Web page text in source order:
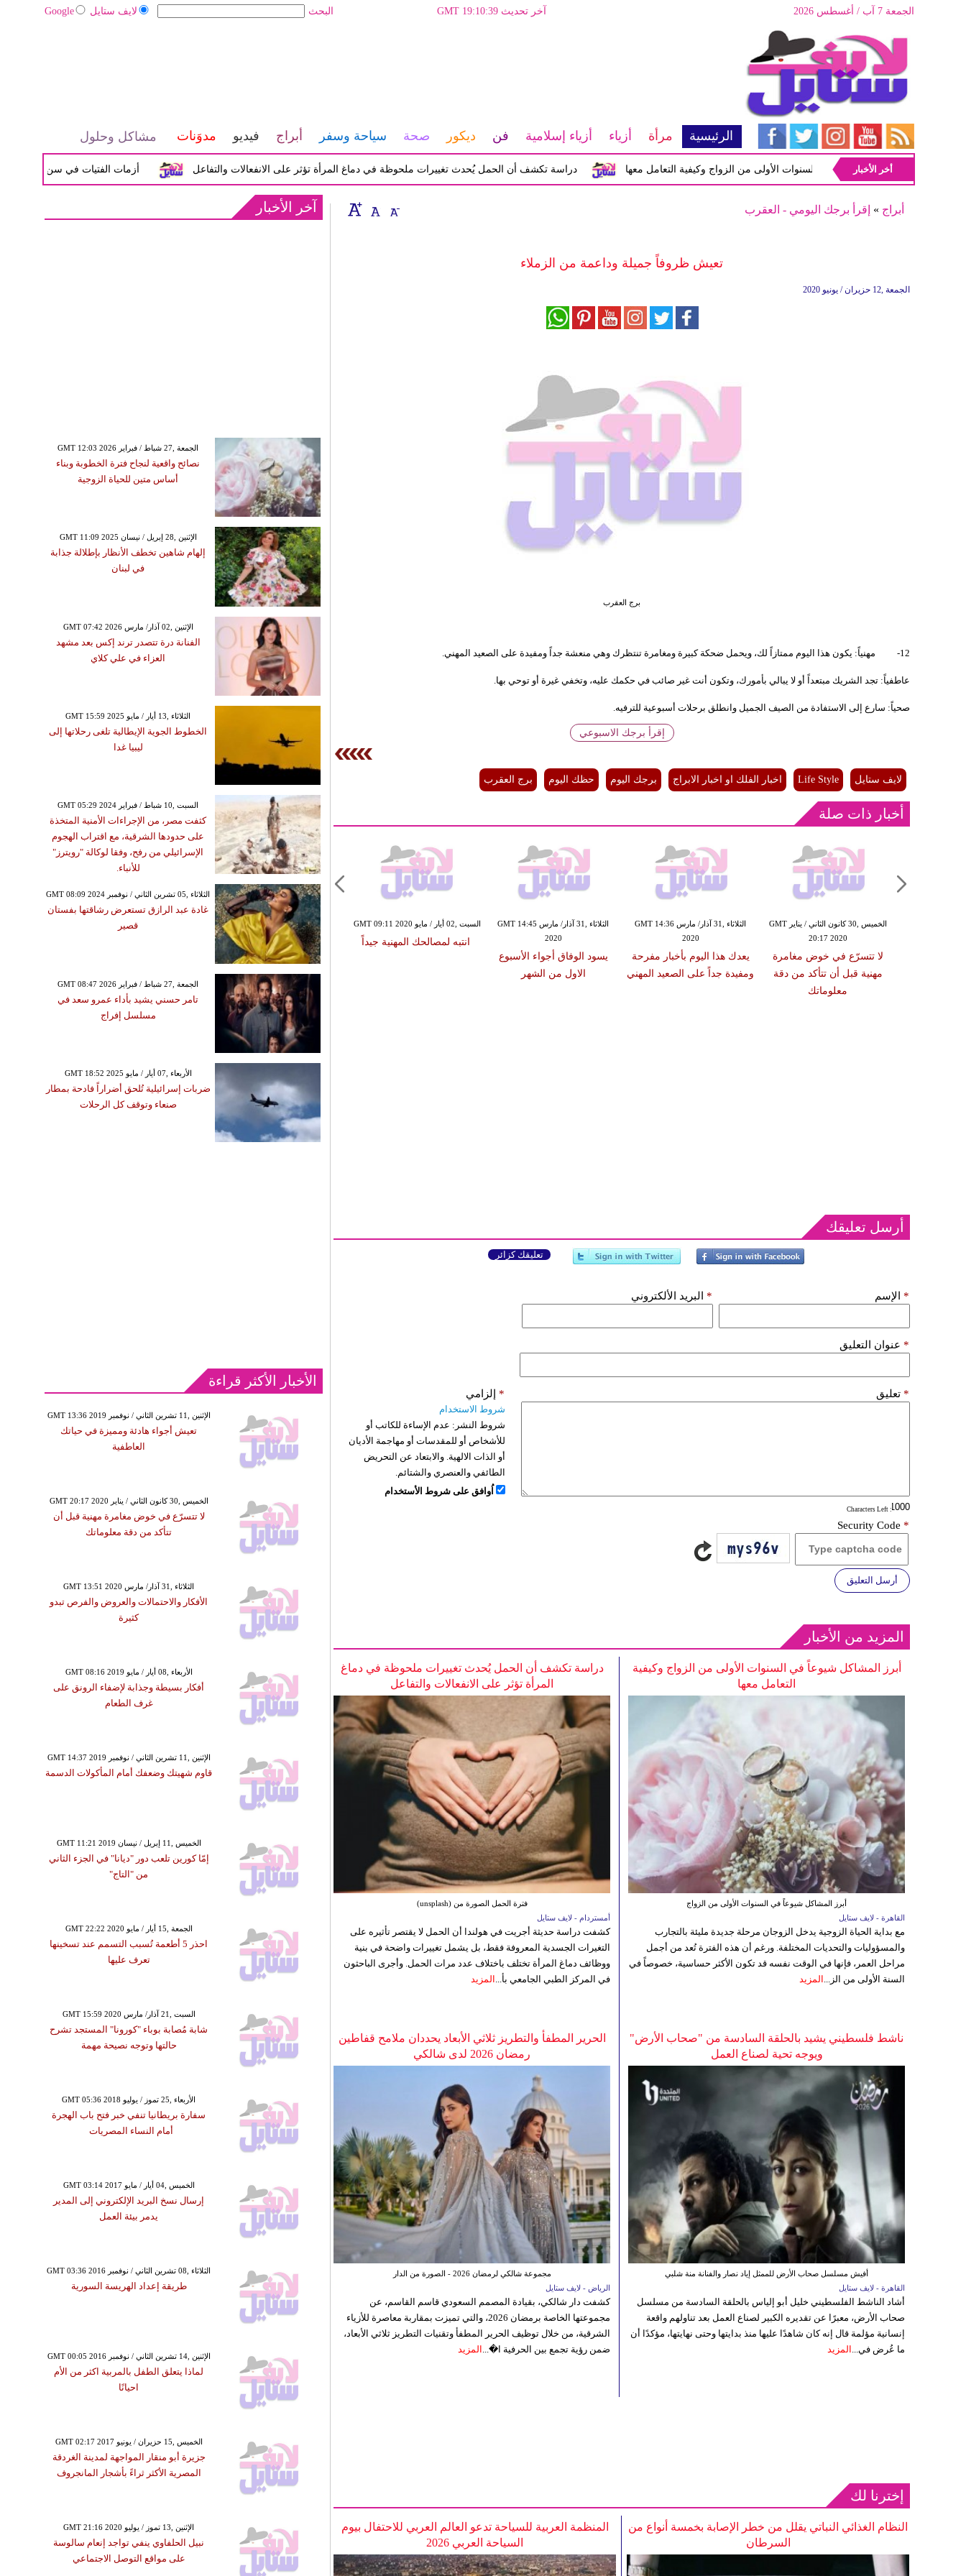
لايف ستايل Google البحث آخر تحديث GMT 19:10:39 الجمعة 7 آب / أغسطس 2026
الرئيسية مرأة أزياء أزياء إسلامية فن ديكور صحة سياحة وسفر أبراج فيديو مدوَنات مشاكل وحلول
أزمات الفتيات في سن المراهقة بين دراسة تكشف أن الحمل يُحدث تغييرات ملحوظة في دماغ المرأة تؤثر على الانفعالات والتفاعل أبرز المشاكل شيوعاً في السنوات الأولى من الزواج وكيفية التعامل معها
أخر الأخبار
أبراج » إقرأ برجك اليومي - العقرب
تعيش ظروفاً جميلة وداعمة من الزملاء
الجمعة ,12 حزيران / يونيو 2020
برج العقرب
12- مهنياً: يكون هذا اليوم ممتازاً لك، ويحمل ضحكة كبيرة ومغامرة تنتظرك وهي منعشة جداً ومفيدة على الصعيد المهني.
عاطفياً: تجد الشريك مبتعداً أو لا يبالي بأمورك، وتكون أنت غير صائب في حكمك عليه، وتخفي غيرة أو توحي بها.
صحياً: سارع إلى الاستفادة من الصيف الجميل وانطلق برحلات أسبوعية للترفيه.
إقرأ برجك الاسبوعي
لايف ستايل Life Style اخبار الفلك او اخبار الابراج برجك اليوم حظك اليوم برج العقرب
أخبار ذات صلة
السبت ,02 أيار / مايو GMT 09:11 2020
انتبه لمصالحك المهنية جيداً
الثلاثاء ,31 آذار/ مارس GMT 14:45
2020
يسود الوفاق أجواء الأسبوع
الاول من الشهر
الثلاثاء ,31 آذار/ مارس GMT 14:36
2020
يعدك هذا اليوم بأخبار مفرحة
ومفيدة جداً على الصعيد المهني
الخميس ,30 كانون الثاني / يناير GMT
20:17 2020
لا تتسرّع في خوض مغامرة
مهنية قبل أن تتأكد من دقة
معلوماتك
أرسل تعليقك
تعليقك كزائر
الإسم * البريد الألكتروني *
عنوان التعليق *
تعليق *
: Characters Left
إلزامي *
شروط الاستخدام
شروط النشر: عدم الإساءة للكاتب أو
للأشخاص أو للمقدسات أو مهاجمة الأديان
أو الذات الالهية. والابتعاد عن التحريض
الطائفي والعنصري والشتائم.
اُوافق على شروط الأستخدام
Security Code *
أرسل التعليق
المزيد من الأخبار
دراسة تكشف أن الحمل يُحدث تغييرات ملحوظة في دماغ
المرأة تؤثر على الانفعالات والتفاعل
فترة الحمل الصورة من (unsplash)
أمستردام - لايف ستايل
كشفت دراسة حديثة أجريت في هولندا أن الحمل لا يقتصر تأثيره على
التغيرات الجسدية المعروفة فقط، بل يشمل تغييرات واضحة في بنية
ووظائف دماغ المرأة تختلف باختلاف عدد مرات الحمل. وأجرى الباحثون
في المركز الطبي الجامعي بأ... المزيد
أبرز المشاكل شيوعاً في السنوات الأولى من الزواج وكيفية
التعامل معها
أبرز المشاكل شيوعاً في السنوات الأولى من الزواج
القاهرة - لايف ستايل
مع بداية الحياة الزوجية يدخل الزوجان مرحلة جديدة مليئة بالتجارب
والمسؤوليات والتحديات المختلفة. ورغم أن هذه الفترة تُعد من أجمل
مراحل العمر، فإنها في الوقت نفسه قد تكون الأكثر حساسية، خصوصاً في
السنة الأولى من الز... المزيد
الحرير المطفأ والتطريز ثلاثي الأبعاد يحددان ملامح قفاطين
رمضان 2026 لدى شالكي
مجموعة شالكي لرمضان 2026 - الصورة من الدار
الرياض - لايف ستايل
كشفت دار شالكي، بقيادة المصمم السعودي قاسم القاسم، عن
مجموعتها الخاصة برمضان 2026، والتي تميزت بمقاربة معاصرة للأزياء
الشرقية، من خلال توظيف الحرير المطفأ وتقنيات التطريز ثلاثي الأبعاد،
ضمن رؤية تجمع بين الحرفية ا�... المزيد
ناشط فلسطيني يشيد بالحلقة السادسة من "صحاب الأرض"
ويوجه تحية لصناع العمل
أفيش مسلسل صحاب الأرض للممثل إياد نصار والفنانة منة شلبي
القاهرة - لايف ستايل
أشاد الناشط الفلسطيني خليل أبو إلياس بالحلقة السادسة من مسلسل
صحاب الأرض، معبرًا عن تقديره الكبير لصناع العمل بعد تناولهم واقعة
إنسانية مؤلمة قال إنه كان شاهدًا عليها منذ بدايتها وحتى نهايتها، مؤكدًا أن
ما عُرض في... المزيد
إخترنا لك
المنظمة العربية للسياحة تدعو العالم العربي للاحتفال بيوم
السياحة العربي 2026
النظام الغذائي النباتي يقلل من خطر الإصابة بخمسة أنواع من
السرطان
آخر الأخبار
GMT 12:03 2026 الجمعة ,27 شباط / فبراير
نصائح واقعية لنجاح فترة الخطوبة وبناء
أساس متين للحياة الزوجية
GMT 11:09 2025 الإثنين ,28 إبريل / نيسان
إلهام شاهين تخطف الأنظار بإطلالة جذابة
في لبنان
GMT 07:42 2026 الإثنين ,02 آذار/ مارس
الفنانة درة تتصدر ترند إكس بعد مشهد
العزاء في علي كلاي
GMT 15:59 2025 الثلاثاء ,13 أيار / مايو
الخطوط الجوية الإيطالية تلغى رحلاتها إلى
ليبيا غدا
GMT 05:29 2024 السبت ,10 شباط / فبراير
كثفت مصر، من الإجراءات الأمنية المتخذة
على حدودها الشرقية، مع اقتراب الهجوم
الإسرائيلي من رفح، وفقا لوكالة "رويترز"
للأنباء.
GMT 08:09 2024 الثلاثاء ,05 تشرين الثاني / نوفمبر
غادة عبد الرازق تستعرض رشاقتها بفستان
قصير
GMT 08:47 2026 الجمعة ,27 شباط / فبراير
تامر حسني يشيد بأداء عمرو سعد في
مسلسل إفراج
GMT 18:52 2025 الأربعاء ,07 أيار / مايو
ضربات إسرائيلية تُلحق أضراراً فادحة بمطار
صنعاء وتوقف كل الرحلات
الأخبار الأكثر قراءة
GMT 13:36 2019 الإثنين ,11 تشرين الثاني / نوفمبر
تعيش أجواء هادئة ومميزة في حياتك
العاطفية
GMT 20:17 2020 الخميس ,30 كانون الثاني / يناير
لا تتسرّع في خوض مغامرة مهنية قبل أن
تتأكد من دقة معلوماتك
GMT 13:51 2020 الثلاثاء ,31 آذار/ مارس
الأفكار والاحتمالات والعروض والفرص تبدو
كثيرة
GMT 08:16 2019 الأربعاء ,08 أيار / مايو
أفكار بسيطة وجذابة لإضفاء الرونق على
غرف الطعام
GMT 14:37 2019 الإثنين ,11 تشرين الثاني / نوفمبر
قاوم شهيتك وضعفك أمام المأكولات الدسمة
GMT 11:21 2019 الخميس ,11 إبريل / نيسان
إمّا كورين تلعب دور "ديانا" في الجزء الثاني
من "التاج"
GMT 22:22 2020 الجمعة ,15 أيار / مايو
احذر 5 أطعمة تُسبب التسمم عند تسخينها
تعرف عليها
GMT 15:59 2020 السبت ,21 آذار/ مارس
شابة مُصابة بوباء "كورونا" المستجد تشرح
حالتها وتوجه نصيحة مهمة
GMT 05:36 2018 الأربعاء ,25 تموز / يوليو
سفارة بريطانيا تنفي خبر فتح باب الهجرة
أمام النساء المصريات
GMT 03:14 2017 الخميس ,04 أيار / مايو
إرسال نسخ البريد الإلكتروني إلى المدير
يدمر بيئة العمل
GMT 03:36 2016 الثلاثاء ,08 تشرين الثاني / نوفمبر
طريقة إعداد الهريسة السورية
GMT 00:05 2016 الإثنين ,14 تشرين الثاني / نوفمبر
لماذا يتعلق الطفل بالمربية اكثر من الأم
احيانًا
GMT 02:17 2017 الخميس ,15 حزيران / يونيو
جزيرة أبو منقار المواجهة لمدينة الغردقة
المصرية الأكثر ثراءً بأشجار المانجروف
GMT 21:16 2020 الإثنين ,13 تموز / يوليو
نبيل الحلفاوي ينفي تواجد إنعام سالوسة
على مواقع التوصل الاجتماعي